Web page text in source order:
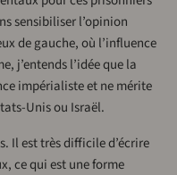
sensibiliser l’opinion
de gauche, où l’influence
j’entends l’idée que la
impérialiste et ne mérite
Unis ou Israël.
Il est très difficile d’écrire
ce qui est une forme